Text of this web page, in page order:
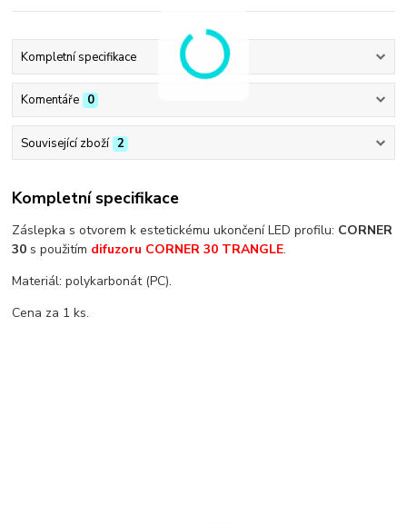
Kompletní specifikace
Komentáře 0
Související zboží 2
Kompletní specifikace
Záslepka s otvorem k estetickému ukončení LED profilu: CORNER
30 s použitím difuzoru CORNER 30 TRANGLE.
Materiál: polykarbonát (PC).
Cena za 1 ks.